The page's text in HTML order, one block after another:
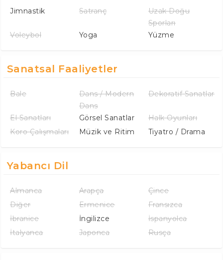
Jimnastik
Satranç
Uzak Doğu
Sporları
Voleybol
Yoga Yüzme
Sanatsal Faaliyetler
Bale
Dans / Modern
Dans
Dekoratif Sanatlar
El Sanatları Görsel Sanatlar
Halk Oyunları
Koro Çalışmaları
Müzik ve Ritim Tiyatro / Drama
Yabancı Dil
Almanca Arapça
Çince
Diğer
Ermenice
Fransızca
İbranice
İngilizce
İspanyolca
İtalyanca
Japonca Rusça